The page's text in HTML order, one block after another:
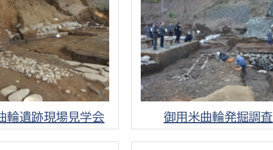
選挙管理委員会事務局
選挙管理委員会事務局
輪遺跡現場見学会 御用米曲輪発掘調査